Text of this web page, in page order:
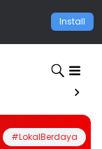
Install
#LokalBerdaya